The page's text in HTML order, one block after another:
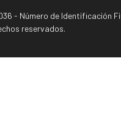
- Número de Identificación
reservados.